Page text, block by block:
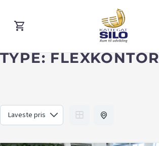
TYPE: FLEXKONTOR